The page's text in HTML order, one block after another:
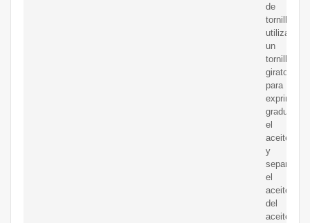
de
tornillo
utiliza
un
tornillo
giratorio
para
exprimir
el
aceite
y
separa
el
aceite
del
aceite